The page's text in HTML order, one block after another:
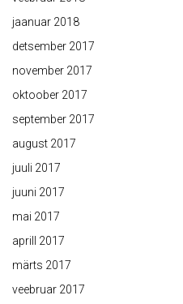
jaanuar 2018
detsember 2017
november 2017
oktoober 2017
september 2017
august 2017
juuli 2017
juuni 2017
mai 2017
aprill 2017
märts 2017
veebruar 2017